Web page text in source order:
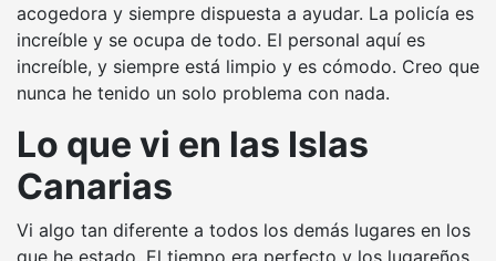
acogedora y siempre dispuesta a ayudar. La policía es
increíble y se ocupa de todo. El personal aquí es
increíble, y siempre está limpio y es cómodo. Creo que
nunca he tenido un solo problema con nada.
Lo que vi en las Islas
Canarias
Vi algo tan diferente a todos los demás lugares en los
que he estado. El tiempo era perfecto y los lugareños